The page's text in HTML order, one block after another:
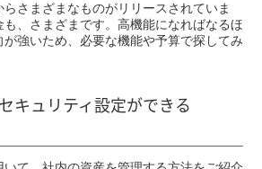
さまざまなものがリリースされていま
、さまざまです。高機能になればなるほ
が強いため、必要な機能や予算で探してみ
キュリティ設定ができる